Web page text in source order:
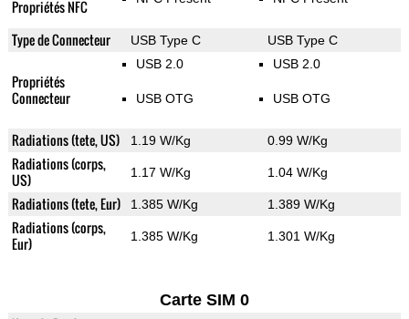
Propriétés NFC
Type de Connecteur USB Type C USB Type C
Propriétés
Connecteur
USB 2.0
USB OTG
USB 2.0
USB OTG
Radiations (tete, US) 1.19 W/Kg 0.99 W/Kg
Radiations (corps,
US)
1.17 W/Kg 1.04 W/Kg
Radiations (tete, Eur) 1.385 W/Kg 1.389 W/Kg
Radiations (corps,
Eur)
1.385 W/Kg 1.301 W/Kg
Carte SIM 0